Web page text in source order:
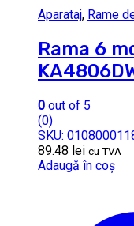
Aparataj, Rame
Rama 6
0 out of 5
(0)
SKU:
89.48 lei cu TVA
Adaugă în coș